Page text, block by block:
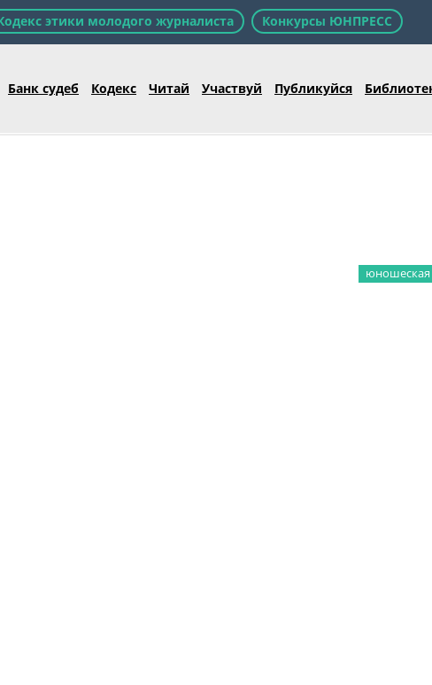
этики молодого журналиста Конкурсы ЮНПРЕСС
Банк судеб Кодекс Читай Участвуй Публикуйся
юношеская